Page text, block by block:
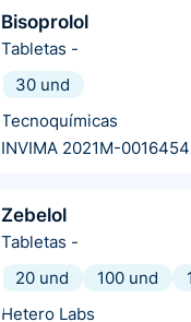
Bisoprolol
Tabletas -
30 und
Tecnoquímicas
INVIMA 2021M-
Zebelol
Tabletas -
20 und
100 und
Hetero Labs